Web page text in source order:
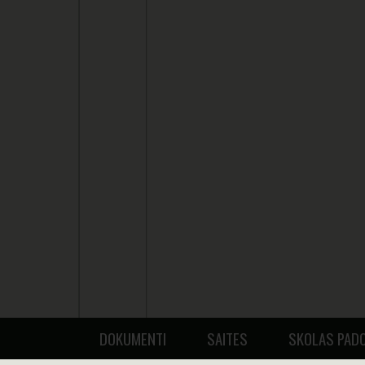
DOKUMENTI SAITES SKOLAS